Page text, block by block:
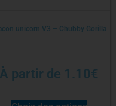
unicorn V3 – Chubby Gorilla
À partir de 1.10€